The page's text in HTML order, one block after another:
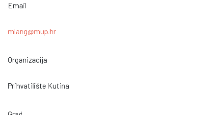
Email
mlang@mup.hr
Organizacija
Prihvatilište Kutina